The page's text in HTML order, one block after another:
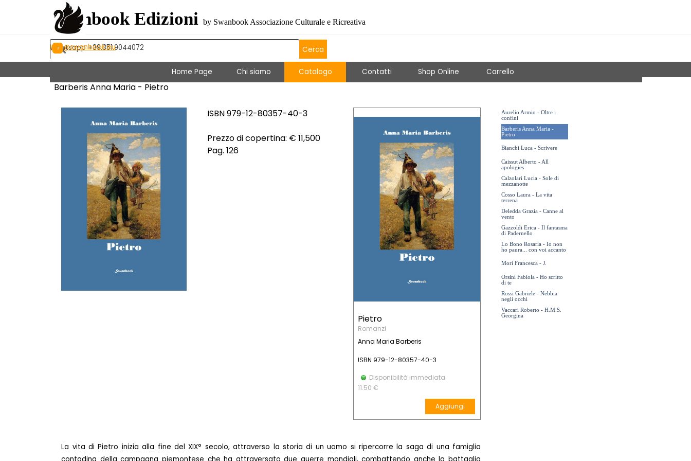
Swanbook Edizioni by Swanbook Associazione Culturale e Ricreativa
Cerca
info@swanbook.eu
Whatsapp +39.351.9044072
Salta menù
Home Page Chi siamo ▼
Catalogo ▼
Contatti Shop Online Carrello
Barberis Anna Maria - Pietro
ISBN 979-12-80357-40-3
Prezzo di copertina: € 11,500
Pag. 126
Pietro
Romanzi
Anna Maria Barberis
ISBN 979-12-80357-40-3
Disponibilità immediata
11.50 €
Aggiungi
La vita di Pietro inizia alla fine del XIX° secolo, attraverso la storia di un uomo si ripercorre la saga di una famiglia
Aurelio Armio - Oltre i
confini
Barberis Anna Maria -
Pietro
Bianchi Luca - Scrivere
Caissut Alberto - All
apologies
Calzolari Lucia - Sole di
mezzanotte
Cosso Laura - La vita
terrena
Deledda Grazia - Canne al
vento
Gazzoldi Erica - Il fantasma
di Padernello
Lo Bono Rosaria - Io non
ho paura... con voi accanto
Mori Francesca - J.
Orsini Fabiola - Ho scritto
di te
Rossi Gabriele - Nebbia
negli occhi
Vaccari Roberto - H.M.S.
Georgina